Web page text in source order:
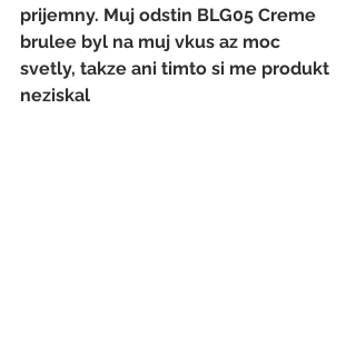
prijemny. Muj odstin BLG05 Creme
brulee byl na muj vkus az moc
svetly, takze ani timto si me produkt
neziskal